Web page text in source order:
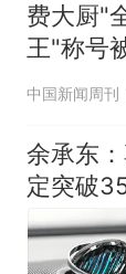
费大厨"
王"称号
官方回应
中国新闻周刊
余承东
定突破